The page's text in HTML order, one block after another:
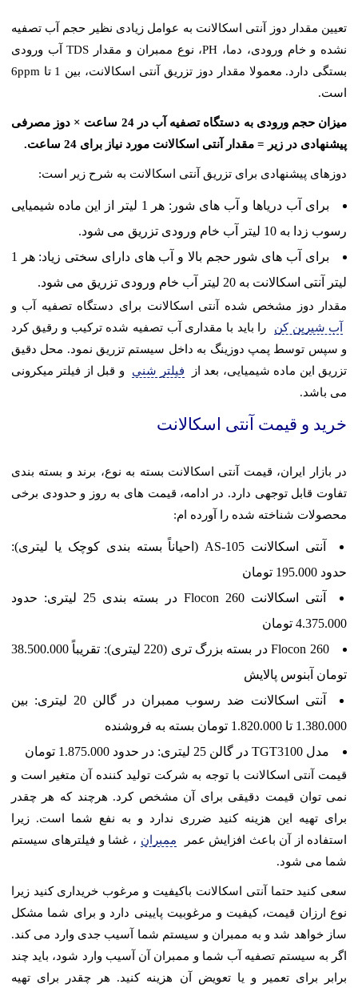
تعیین مقدار دوز آنتی اسکالانت به عوامل زیادی نظیر حجم آب تصفیه
نشده و خام ورودی، دما، PH، نوع ممبران و مقدار TDS آب ورودی
بستگی دارد. معمولا مقدار دوز تزریق آنتی اسکالانت، بین 1 تا 6ppm
است.
میزان حجم ورودی به دستگاه تصفیه آب در 24 ساعت × دوز مصرفی
پیشنهادی در زیر = مقدار آنتی اسکالانت مورد نیاز برای 24 ساعت.
دوزهای پیشنهادی برای تزریق آنتی اسکالانت به شرح زیر است:
برای آب دریاها و آب های شور: هر 1 لیتر از این ماده شیمیایی
رسوب زدا به 10 لیتر آب خام ورودی تزریق می شود.
برای آب های شور حجم بالا و آب های دارای سختی زیاد: هر 1
لیتر آنتی اسکالانت به 20 لیتر آب خام ورودی تزریق می شود.
مقدار دوز مشخص شده آنتی اسکالانت برای دستگاه تصفیه آب و
آب شیرین کن
را باید با مقداری آب تصفیه شده ترکیب و رقیق کرد
و سپس توسط پمپ دوزینگ به داخل سیستم تزریق نمود. محل دقیق
تزریق این ماده شیمیایی، بعد از
فیلتر شنی
و قبل از فیلتر میکرونی
می باشد.
خرید و قیمت آنتی اسکالانت
در بازار ایران، قیمت آنتی اسکالانت بسته به نوع، برند و بسته بندی
تفاوت قابل توجهی دارد. در ادامه، قیمت های به روز و حدودی برخی
محصولات شناخته شده را آورده ام:
آنتی اسکالانت AS-105 (احیاناً بسته بندی کوچک یا لیتری):
حدود 195.000 تومان
آنتی اسکالانت Flocon 260 در بسته بندی 25 لیتری: حدود
4.375.000 تومان
Flocon 260 در بسته بزرگ تری (220 لیتری): تقریباً 38.500.000
تومان آبنوس پالایش
آنتی اسکالانت ضد رسوب ممبران در گالن 20 لیتری: بین
1.380.000 تا 1.820.000 تومان بسته به فروشنده
مدل TGT3100 در گالن 25 لیتری: در حدود 1.875.000 تومان
قیمت آنتی اسکالانت با توجه به شرکت تولید کننده آن متغیر است و
نمی توان قیمت دقیقی برای آن مشخص کرد. هرچند که هر چقدر
برای تهیه این هزینه کنید ضرری ندارد و به نفع شما است. زیرا
استفاده از آن باعث افزایش عمر
ممبران ، غشا و فیلترهای سیستم
شما می شود.
سعی کنید حتما آنتی اسکالانت باکیفیت و مرغوب خریداری کنید زیرا
نوع ارزان قیمت، کیفیت و مرغوبیت پایینی دارد و برای شما مشکل
ساز خواهد شد و به ممبران و سیستم شما آسیب جدی وارد می کند.
اگر به سیستم تصفیه آب شما و ممبران آن آسیب وارد شود، باید چند
برابر برای تعمیر و یا تعویض آن هزینه کنید. هر چقدر برای تهیه